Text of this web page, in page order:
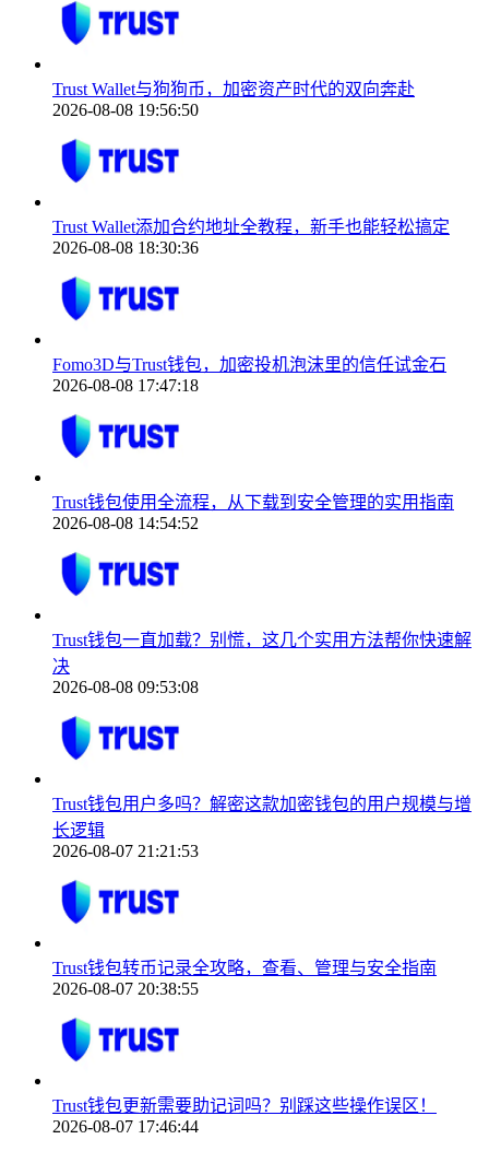
Trust Wallet与狗狗币，加密资产时代的双向奔赴
2026-08-08 19:56:50
Trust Wallet添加合约地址全教程，新手也能轻松搞定
2026-08-08 18:30:36
Fomo3D与Trust钱包，加密投机泡沫里的信任试金石
2026-08-08 17:47:18
Trust钱包使用全流程，从下载到安全管理的实用指南
2026-08-08 14:54:52
Trust钱包一直加载？别慌，这几个实用方法帮你快速解
决
2026-08-08 09:53:08
Trust钱包用户多吗？解密这款加密钱包的用户规模与增
长逻辑
2026-08-07 21:21:53
Trust钱包转币记录全攻略，查看、管理与安全指南
2026-08-07 20:38:55
Trust钱包更新需要助记词吗？别踩这些操作误区！
2026-08-07 17:46:44